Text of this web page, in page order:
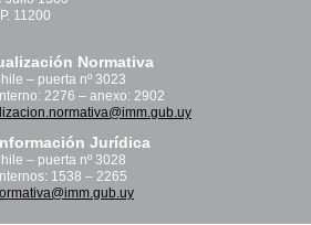
11200
Normativa
– puerta nº 3023
2276 – anexo: 2902
Jurídica
– puerta nº 3028
1538 – 2265